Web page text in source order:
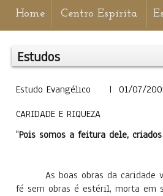
Home Centro Espírita
Estudos
Estudo Evangélico | 01/07/
CARIDADE E RIQUEZA
"Pois somos a feitura dele,
(
As boas obras da caridade
fé sem obras é estéril, morta em